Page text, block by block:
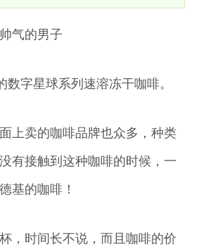
气的男子
字星球系列速溶冻干咖啡。
上卖的咖啡品牌也众多，种类
有接触到这种咖啡的时候，一
基的咖啡！
，时间长不说，而且咖啡的价